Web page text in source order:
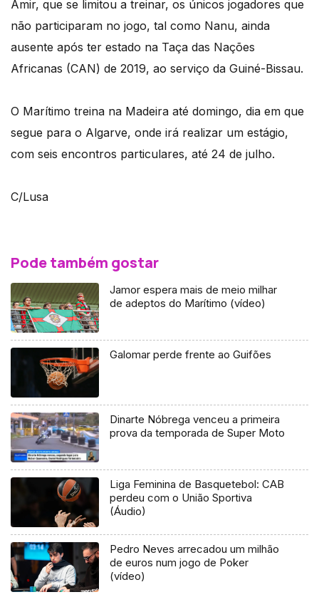
Amir, que se limitou a treinar, os únicos jogadores que
não participaram no jogo, tal como Nanu, ainda
ausente após ter estado na Taça das Nações
Africanas (CAN) de 2019, ao serviço da Guiné-Bissau.
O Marítimo treina na Madeira até domingo, dia em que
segue para o Algarve, onde irá realizar um estágio,
com seis encontros particulares, até 24 de julho.
C/Lusa
Pode também gostar
Jamor espera mais de meio milhar
de adeptos do Marítimo (vídeo)
Galomar perde frente ao Guifões
Dinarte Nóbrega venceu a primeira
prova da temporada de Super Moto
Liga Feminina de Basquetebol: CAB
perdeu com o União Sportiva
(Áudio)
Pedro Neves arrecadou um milhão
de euros num jogo de Poker
(vídeo)